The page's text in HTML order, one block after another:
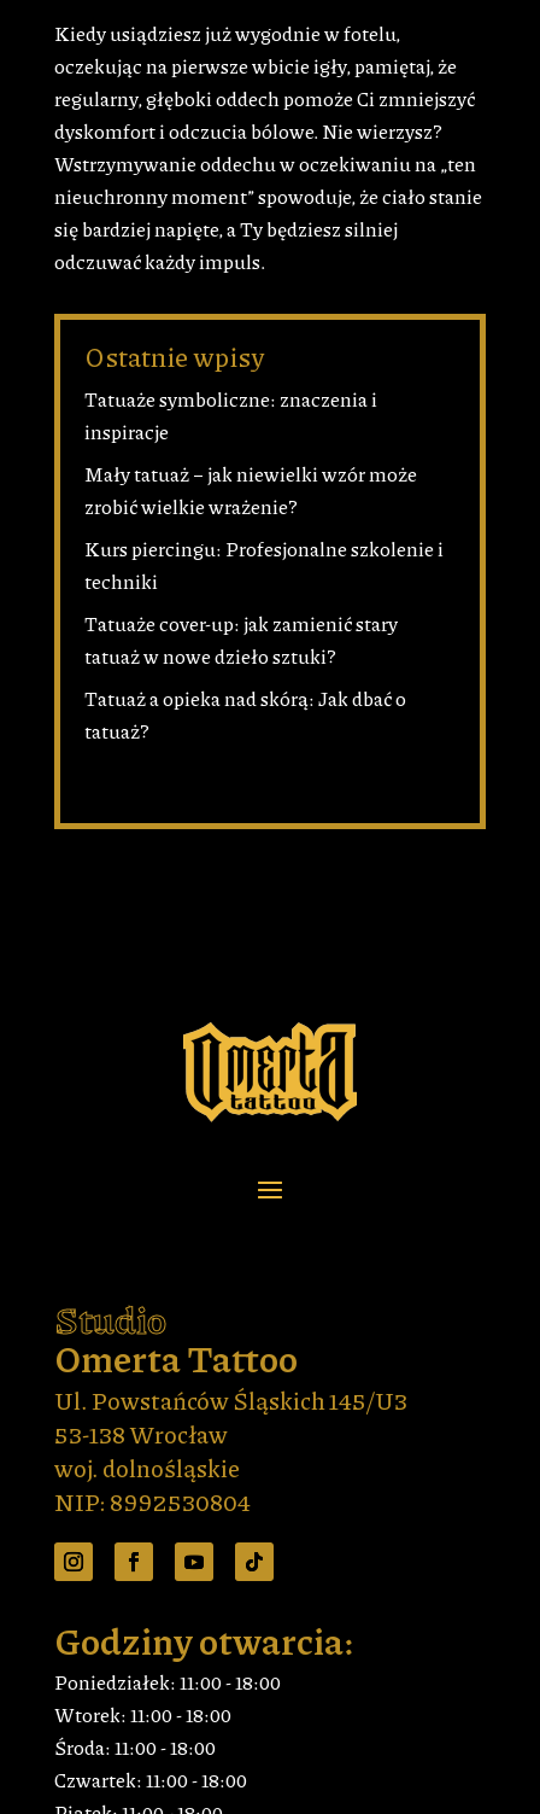
Kiedy usiądziesz już wygodnie w fotelu,
oczekując na pierwsze wbicie igły, pamiętaj, że
regularny, głęboki oddech pomoże Ci zmniejszyć
dyskomfort i odczucia bólowe. Nie wierzysz?
Wstrzymywanie oddechu w oczekiwaniu na „ten
nieuchronny moment” spowoduje, że ciało stanie
się bardziej napięte, a Ty będziesz silniej
odczuwać każdy impuls.
Ostatnie wpisy
Tatuaże symboliczne: znaczenia i
inspiracje
Mały tatuaż – jak niewielki wzór może
zrobić wielkie wrażenie?
Kurs piercingu: Profesjonalne szkolenie i
techniki
Tatuaże cover-up: jak zamienić stary
tatuaż w nowe dzieło sztuki?
Tatuaż a opieka nad skórą: Jak dbać o
tatuaż?
Studio
Omerta Tattoo
Ul. Powstańców Śląskich 145/U3
53-138 Wrocław
woj. dolnośląskie
NIP: 8992530804
Godziny otwarcia:
Poniedziałek: 11:00 - 18:00
Wtorek: 11:00 - 18:00
Środa: 11:00 - 18:00
Czwartek: 11:00 - 18:00